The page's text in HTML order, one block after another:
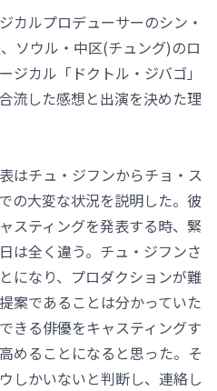
カルプロデューサーのシン・
ソウル・中区(チュング)のロ
ジカル「ドクトル・ジバゴ」
流した感想と出演を決めた理
はチュ・ジフンからチョ・ス
の大変な状況を説明した。彼
スティングを発表する時、緊
は全く違う。チュ・ジフンさ
になり、プロダクションが難
案であることは分かっていた
きる俳優をキャスティングす
めることになると思った。そ
しかいないと判断し、連絡し